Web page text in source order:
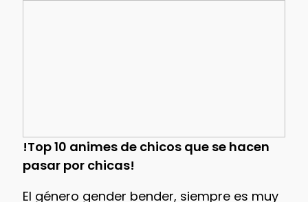
!Top 10 animes de chicos que se hacen
pasar por chicas!
El género gender bender, siempre es muy